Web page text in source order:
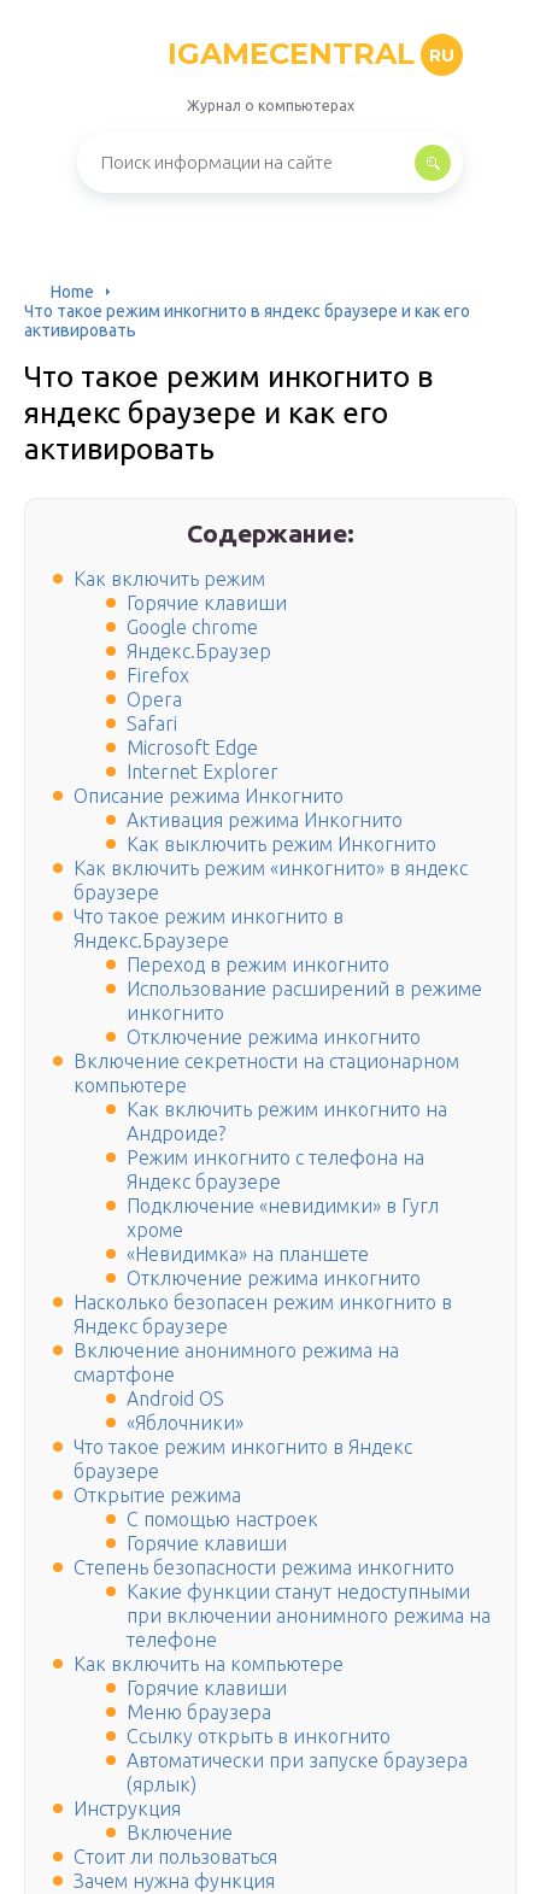
IGAMECENTRAL RU
Журнал о компьютерах
Home
Что такое режим инкогнито в яндекс браузере и как его
активировать
Что такое режим инкогнито в
яндекс браузере и как его
активировать
Содержание:
Как включить режим
Горячие клавиши
Google chrome
Яндекс.Браузер
Firefox
Opera
Safari
Microsoft Edge
Internet Explorer
Описание режима Инкогнито
Активация режима Инкогнито
Как выключить режим Инкогнито
Как включить режим «инкогнито» в яндекс
браузере
Что такое режим инкогнито в
Яндекс.Браузере
Переход в режим инкогнито
Использование расширений в режиме
инкогнито
Отключение режима инкогнито
Включение секретности на стационарном
компьютере
Как включить режим инкогнито на
Андроиде?
Режим инкогнито с телефона на
Яндекс браузере
Подключение «невидимки» в Гугл
хроме
«Невидимка» на планшете
Отключение режима инкогнито
Насколько безопасен режим инкогнито в
Яндекс браузере
Включение анонимного режима на
смартфоне
Android OS
«Яблочники»
Что такое режим инкогнито в Яндекс
браузере
Открытие режима
С помощью настроек
Горячие клавиши
Степень безопасности режима инкогнито
Какие функции станут недоступными
при включении анонимного режима на
телефоне
Как включить на компьютере
Горячие клавиши
Меню браузера
Ссылку открыть в инкогнито
Автоматически при запуске браузера
(ярлык)
Инструкция
Включение
Стоит ли пользоваться
Зачем нужна функция